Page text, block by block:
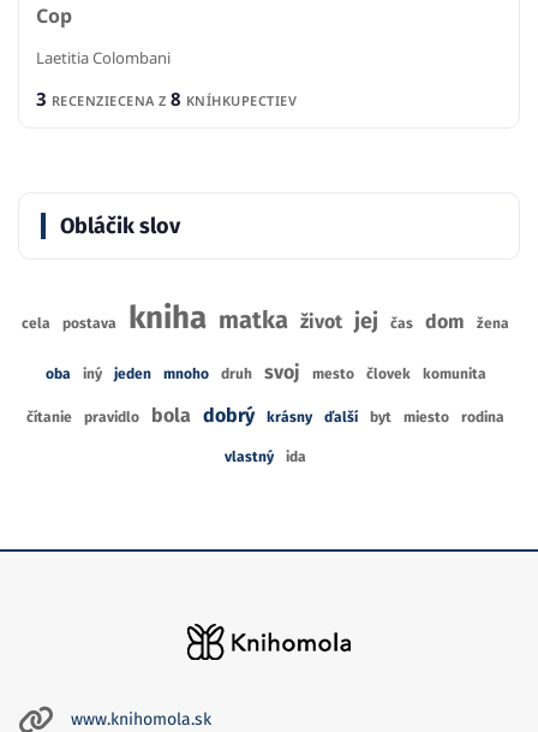
Cop
Laetitia Colombani
3 RECENZIECENA Z 8 KNÍHKUPECTIEV
Obláčik slov
cela postava kniha matka život jej čas dom žena
oba iný jeden mnoho druh svoj mesto človek komunita
čítanie pravidlo bola dobrý krásny ďalší byt miesto rodina
vlastný ida
www.knihomola.sk